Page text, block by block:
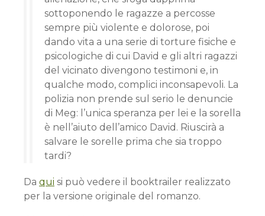
sottoponendo le ragazze a percosse
sempre più violente e dolorose, poi
dando vita a una serie di torture fisiche e
psicologiche di cui David e gli altri ragazzi
del vicinato divengono testimoni e, in
qualche modo, complici inconsapevoli. La
polizia non prende sul serio le denuncie
di Meg: l’unica speranza per lei e la sorella
è nell’aiuto dell’amico David. Riuscirà a
salvare le sorelle prima che sia troppo
tardi?
Da qui si può vedere il booktrailer realizzato
per la versione originale del romanzo.